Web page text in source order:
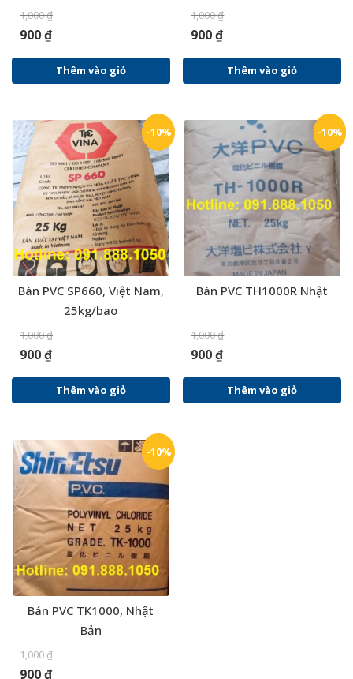
1,000₫
900₫
Thêm vào giỏ
1,000₫
900₫
Thêm vào giỏ
-10%
Bán PVC SP660, Việt Nam,
25kg/bao
1,000₫
900₫
Thêm vào giỏ
-10%
Bán PVC TH1000R Nhật
1,000₫
900₫
Thêm vào giỏ
-10%
Bán PVC TK1000, Nhật
Bản
1,000₫
900₫